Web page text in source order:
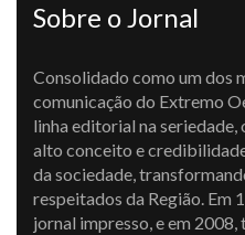
Sobre o Jornal
Consolidado como um dos
comunicação do Extremo
linha editorial na seriedade,
alto conceito e
da sociedade,
respeitados da Região. Em
jornal impresso, e em